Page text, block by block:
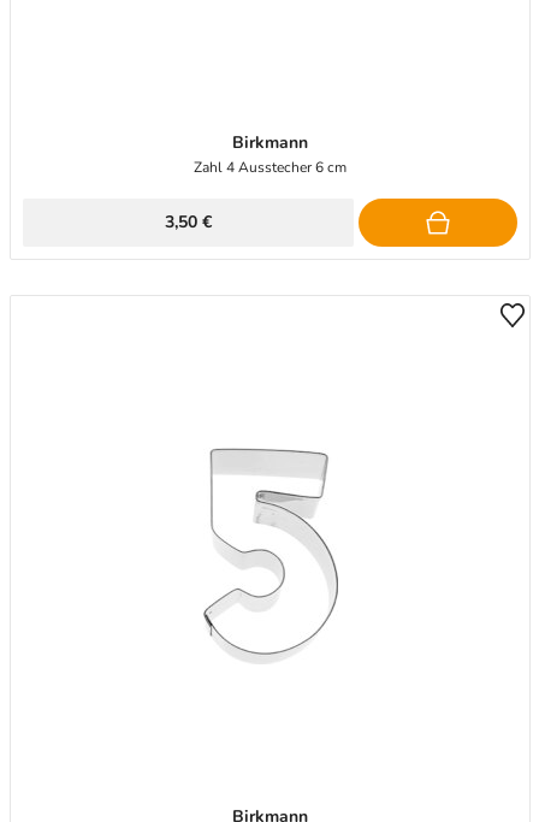
Birkmann
Zahl 4 Ausstecher 6 cm
3,50 €
Birkmann